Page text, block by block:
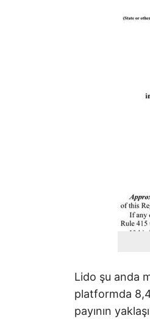
Lido şu anda
platformda
payının